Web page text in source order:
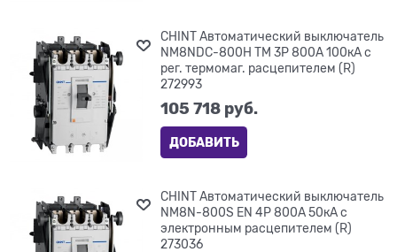
CHINT Автоматический выключатель
NM8NDC-800H TM 3P 800А 100кА с
рег. термомаг. расцепителем (R)
272993
105 718 руб.
ДОБАВИТЬ
CHINT Автоматический выключатель
NM8N-800S EN 4P 800А 50кА с
электронным расцепителем (R)
273036